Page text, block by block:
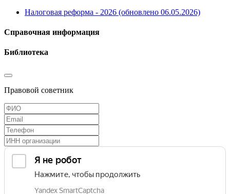
Налоговая реформа - 2026 (обновлено 06.05.2026)
Справочная информация
Библиотека
Правовой советник